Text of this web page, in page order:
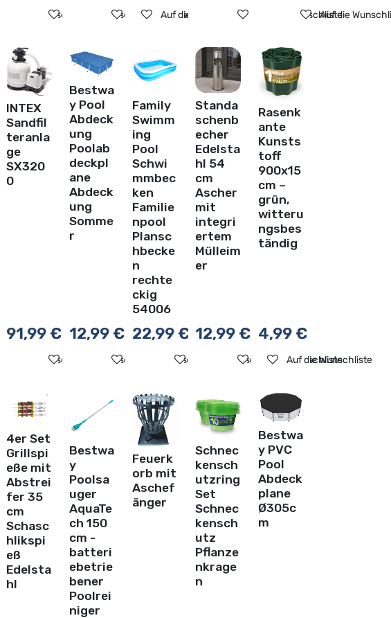
Auf die WunschlisteAuf die WunschlisteAuf die Wunschliste
Auf die Wunschliste Auf die Wunschliste
Auf die
Auf die Wunschliste
INTEX
Sandfil
teranla
ge
SX320
0
91,99€
Auf die Wunschliste
Bestwa
y Pool
Abdeck
ung
Poolab
deckpl
ane
Abdeck
ung
Somme
r
12,99€
Auf die Wunschliste
Family
Swimm
ing
Pool
Schwi
mmbec
ken
Familie
npool
Plansc
hbecke
n
rechte
ckig
54006
22,99€
Auf die Wunschliste
Standa
schenb
echer
Edelsta
hl 54
cm
Ascher
mit
integri
ertem
Mülleim
er
12,99€
Auf die Wunschliste
Rasenk
ante
Kunsts
toff
900x15
cm –
grün,
witteru
ngsbes
tändig
4,99€
Auf die Wunschliste
4er Set
Grillspi
eße mit
Abstrei
fer 35
cm
Schasc
hlikspi
eß
Edelsta
hl
Bestwa
y
Poolsa
uger
AquaTe
ch 150
cm -
batteri
ebetrie
bener
Poolrei
niger
Feuerk
orb mit
Aschef
änger
Schnec
kensch
utzring
Set
Schnec
kensch
utz
Pflanze
nkrage
n
Bestwa
y PVC
Pool
Abdeck
plane
Ø305c
m